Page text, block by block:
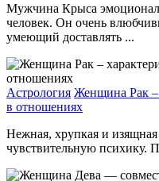
Мужчина Крыса
человек. Он очень
умеющий доставлять ...
Астрология Женщина Рак –
в отношениях
Нежная, хрупкая и
чувствительную психику.